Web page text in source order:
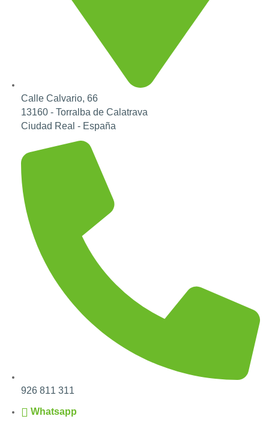
Calle Calvario, 66
13160 - Torralba de Calatrava
Ciudad Real - España
926 811 311
Whatsapp